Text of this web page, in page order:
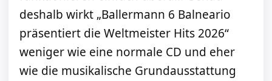
deshalb wirkt „Ballermann 6 Balneario
präsentiert die Weltmeister Hits 2026“
weniger wie eine normale CD und eher
wie die musikalische Grundausstattung